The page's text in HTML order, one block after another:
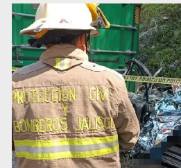
Sheinbaum defiende cambio de
Cortés